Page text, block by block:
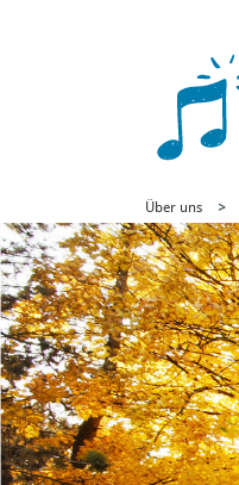
Über uns